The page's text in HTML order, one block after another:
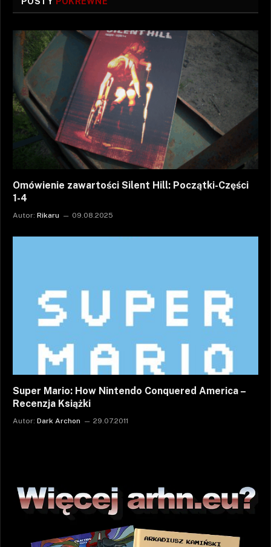
Omówienie zawartości Silent Hill: Początki-Części
1-4
Autor: Rikaru 09.08.2025
Super Mario: How Nintendo Conquered America –
Recenzja Książki
Autor: Dark Archon 29.07.2011